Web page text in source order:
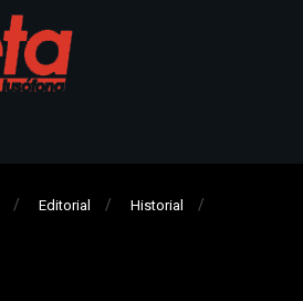
Editorial
Historial